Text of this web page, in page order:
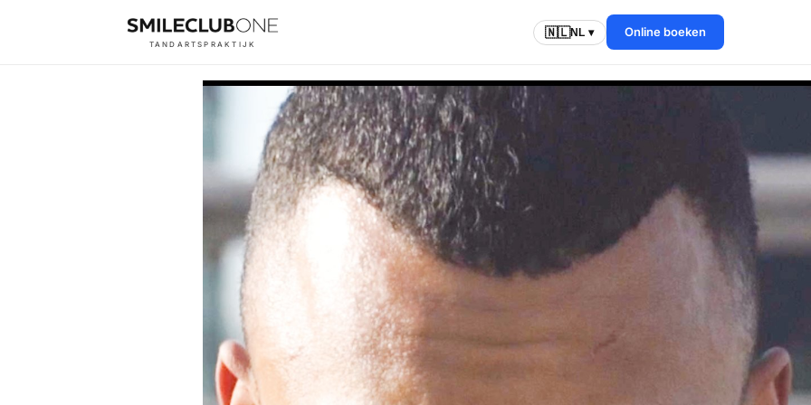
TANDARTSPRAKTIJK
🇳🇱NL ▾ Online boeken